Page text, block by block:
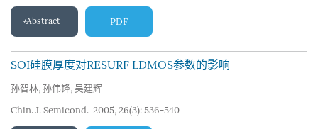
Abstract PDF
SOI硅膜厚度对RESURF LDMOS参数的影响
孙智林, 孙伟锋, 吴建辉
Chin. J. Semicond. 2005, 26(3): 536-540